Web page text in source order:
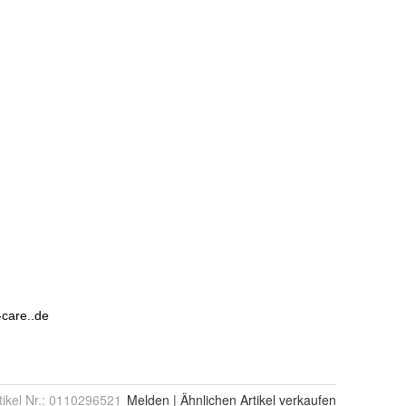
Nr.: 0110296521 Melden | Ähnlichen Artikel verkaufen